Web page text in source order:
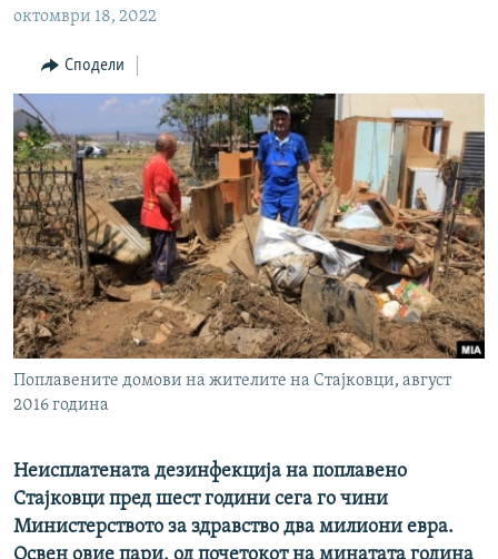
наПРИЈАВИ СЕ ЗА ЊУЗЛЕТЕР
ПОДКАСТ ЗОШТО?
СЛЕДЕТЕ НЕ
РСЕ веб страници
октомври 18, 2022
Сподели
Поплавените домови на жителите на Стајковци, август
2016 година
Неисплатената дезинфекција на поплавено
Стајковци пред шест години сега го чини
Министерството за здравство два милиони евра.